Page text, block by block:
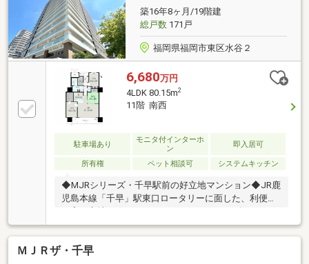
チン横の勝手口は換気、生ごみの処理に重宝します・
オートロック完備・近隣には公園やスーパーも点在
し、徒歩圏内で必要な用事が完結する環境です
築16年8ヶ月/19階建
総戸数171戸
福岡県福岡市東区水谷２
6,680万円
4LDK 80.15m2
11階 南西
駐車場あり
モニタ付インターホ
ン
即入居可
所有権 ペット相談可 システムキッチン
◆MJRシリーズ・千早駅前の好立地マンション◆JR鹿
児島本線「千早」駅東口ロータリーに面した、利便性
の品質と快適性を備えたオール電化住宅で、安心、快
適な暮らしをサポートします。11階部分につき、陽当
たり、眺望、通風良好。開放感あふれる住空間をお楽
ＭＪＲザ・千早